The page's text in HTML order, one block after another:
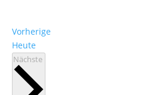
VorherigeVeranstaltungen
Heute
Nächste